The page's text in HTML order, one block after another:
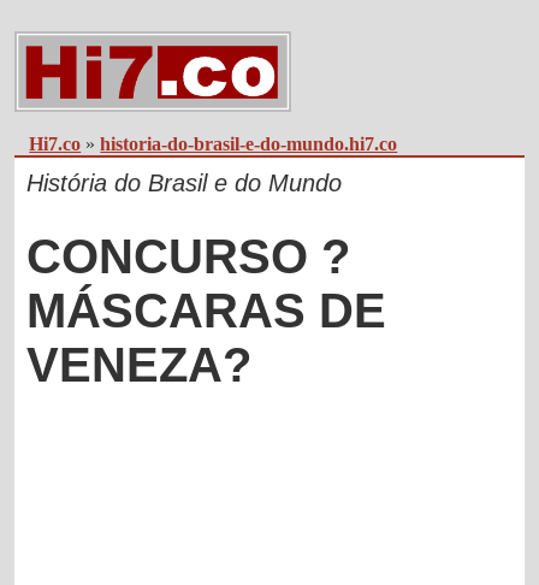
Hi7.co »historia-do-brasil-e-do-mundo.hi7.co
História do Brasil e do Mundo
CONCURSO ?
MÁSCARAS DE
VENEZA?